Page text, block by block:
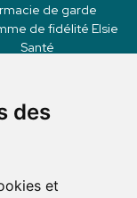
des
et
de garde
de fidélité Elsie
Santé
de livraison